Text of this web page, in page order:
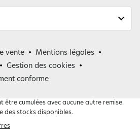
vente
Mentions légales
Gestion des cookies
conforme
être cumulées avec aucune autre remise.
des stocks disponibles.